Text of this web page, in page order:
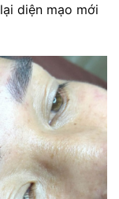
diện mạo mới